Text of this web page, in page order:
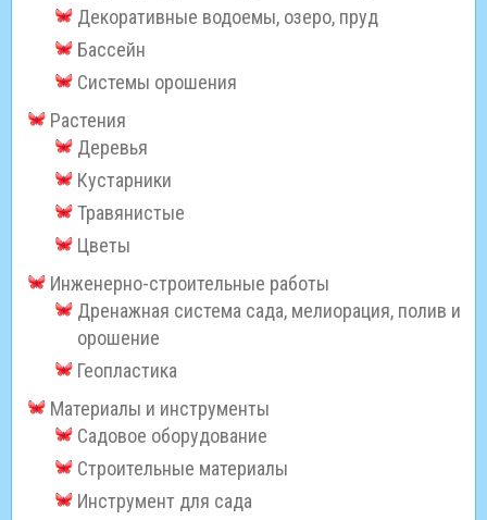
Декоративные водоемы, озеро, пруд
Бассейн
Системы орошения
Растения
Деревья
Кустарники
Травянистые
Цветы
Инженерно-строительные работы
Дренажная система сада, мелиорация, полив и
орошение
Геопластика
Материалы и инструменты
Садовое оборудование
Строительные материалы
Инструмент для сада